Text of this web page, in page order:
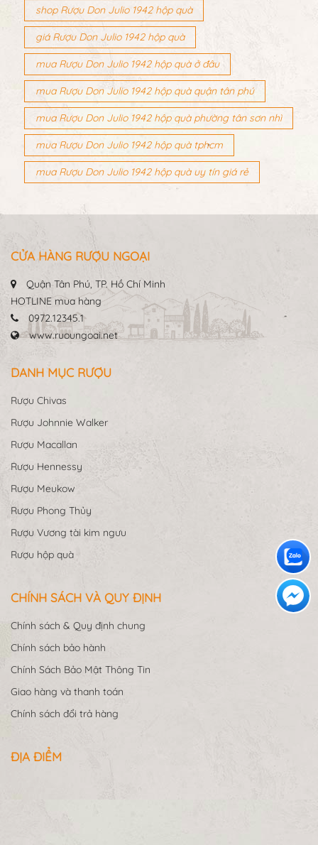
shop Rượu Don Julio 1942 hộp quà
giá Rượu Don Julio 1942 hộp quà
mua Rượu Don Julio 1942 hộp quà ở đâu
mua Rượu Don Julio 1942 hộp quà quận tân phú
mua Rượu Don Julio 1942 hộp quà phường tân sơn nhì
mua Rượu Don Julio 1942 hộp quà tphcm
mua Rượu Don Julio 1942 hộp quà uy tín giá rẻ
CỬA HÀNG RƯỢU NGOẠI
Quận Tân Phú, TP. Hồ Chí Minh
HOTLINE mua hàng
0972.12345.1
www.ruoungoai.net
DANH MỤC RƯỢU
Rượu Chivas
Rượu Johnnie Walker
Rượu Macallan
Rượu Hennessy
Rượu Meukow
Rượu Phong Thủy
Rượu Vương tài kim ngưu
Rượu hộp quà
CHÍNH SÁCH VÀ QUY ĐỊNH
Chính sách & Quy định chung
Chính sách bảo hành
Chính Sách Bảo Mật Thông Tin
Giao hàng và thanh toán
Chính sách đổi trả hàng
ĐỊA ĐIỂM